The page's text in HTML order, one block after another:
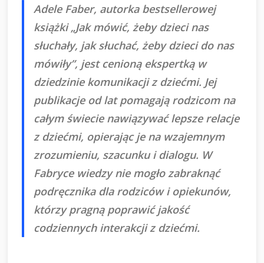
Adele Faber, autorka bestsellerowej
książki „Jak mówić, żeby dzieci nas
słuchały, jak słuchać, żeby dzieci do nas
mówiły”, jest cenioną ekspertką w
dziedzinie komunikacji z dziećmi. Jej
publikacje od lat pomagają rodzicom na
całym świecie nawiązywać lepsze relacje
z dziećmi, opierając je na wzajemnym
zrozumieniu, szacunku i dialogu. W
Fabryce wiedzy nie mogło zabraknąć
podręcznika dla rodziców i opiekunów,
którzy pragną poprawić jakość
codziennych interakcji z dziećmi.